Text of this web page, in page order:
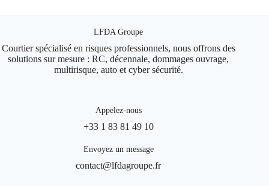
LFDA Groupe
Courtier spécialisé en risques professionnels, nous offrons des
solutions sur mesure : RC, décennale, dommages ouvrage,
multirisque, auto et cyber sécurité.
Appelez-nous
+33 1 83 81 49 10
Envoyez un message
contact@lfdagroupe.fr